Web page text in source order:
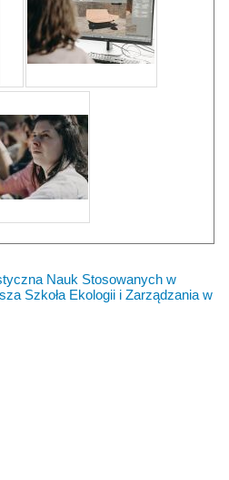
Nauk Stosowanych w
Szkoła Ekologii i Zarządzania w